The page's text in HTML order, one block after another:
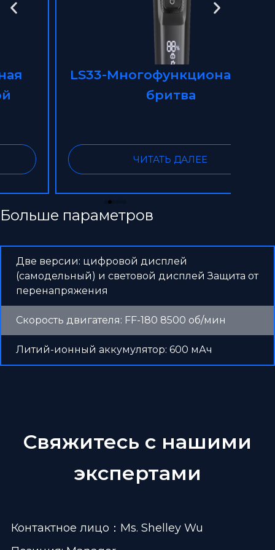
LS33-Многофункциональная
ЧИТАТЬ ДАЛЕЕ
Больше параметров
Две версии: цифровой дисплей
(самодельный) и световой дисплей Защита от
перенапряжения
Скорость двигателя: FF-180 8500 об/мин
Литий-ионный аккумулятор: 600 мАч
Свяжитесь с нашими
экспертами
Контактное лицо：Ms. Shelley Wu